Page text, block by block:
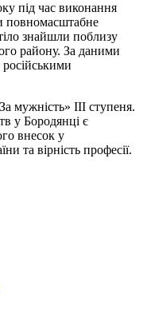
під час виконання
повномасштабне
знайшли поблизу
району. За даними
мужність» III ступеня.
у Бородянці є
внесок у
та вірність професії.